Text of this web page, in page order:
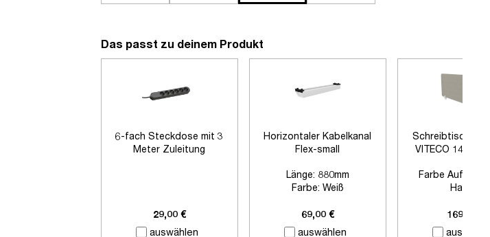
Das passt zu deinem Produkt
auswählen
6-fach Steckdose mit 3
Meter Zuleitung
29,00 €
auswählen
Horizontaler Kabelkanal
Flex-small
Länge: 880mm
Farbe: Weiß
69,00 €
VITECO 140cm
Farbe
Harbor
Länge:
169,00 €